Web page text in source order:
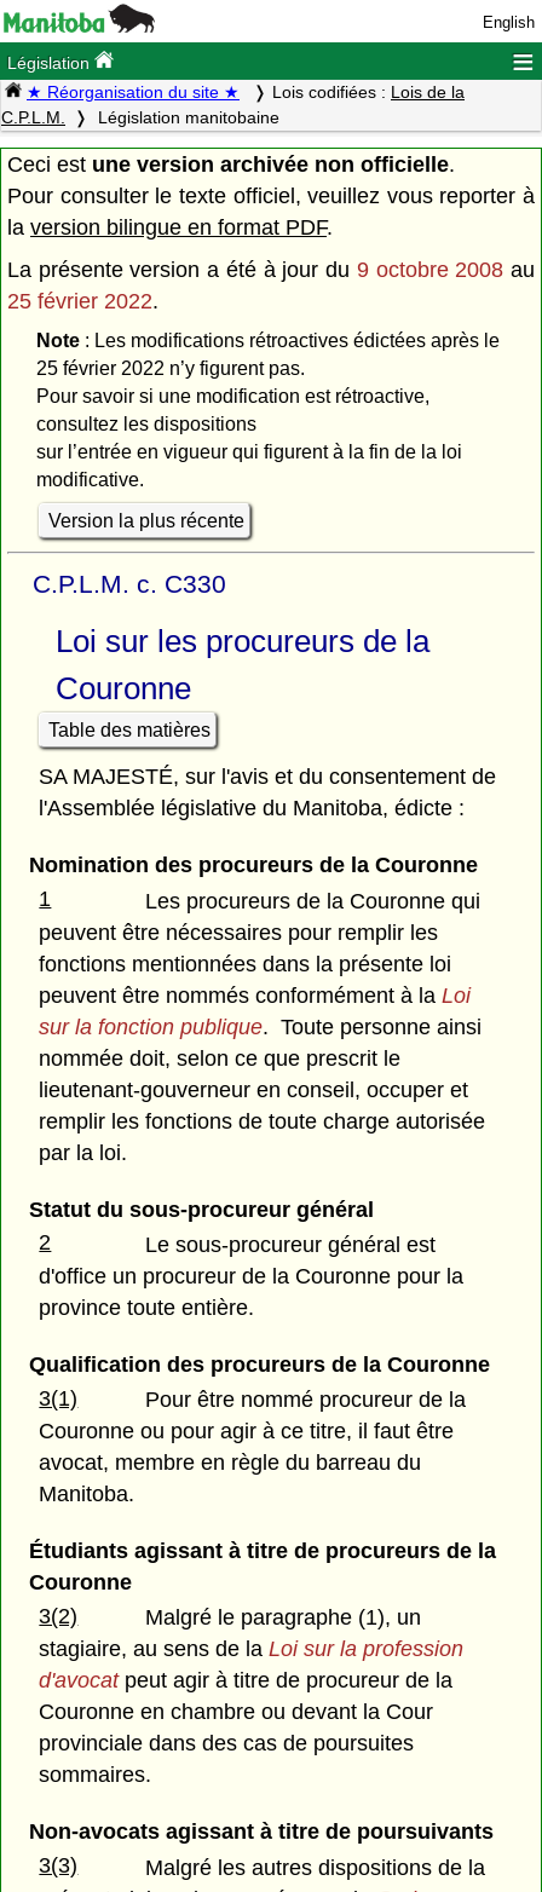
English
Législation ≡
★ Réorganisation du site ★ Lois codifiées : Lois de la
C.P.L.M.
Législation manitobaine
Ceci est une version archivée non officielle.
Pour consulter le texte officiel, veuillez vous reporter à
la version bilingue en format PDF.
La présente version a été à jour du 9 octobre 2008 au
25 février 2022.
Note: Les modifications rétroactives édictées après le
25 février 2022 n’y figurent pas.
Pour savoir si une modification est rétroactive,
consultez les dispositions
sur l’entrée en vigueur qui figurent à la fin de la loi
modificative.
Version la plus récente
C.P.L.M. c. C330
Loi sur les procureurs de la
Couronne
Table des matières
SA MAJESTÉ, sur l'avis et du consentement de
l'Assemblée législative du Manitoba, édicte :
Nomination des procureurs de la Couronne
1
Les procureurs de la Couronne qui
peuvent être nécessaires pour remplir les
fonctions mentionnées dans la présente loi
peuvent être nommés conformément à laLoi
sur la fonction publique. Toute personne ainsi
nommée doit, selon ce que prescrit le
lieutenant-gouverneur en conseil, occuper et
remplir les fonctions de toute charge autorisée
par la loi.
Statut du sous-procureur général
2
Le sous-procureur général est
d'office un procureur de la Couronne pour la
province toute entière.
Qualification des procureurs de la Couronne
3(1)
Pour être nommé procureur de la
Couronne ou pour agir à ce titre, il faut être
avocat, membre en règle du barreau du
Manitoba.
Étudiants agissant à titre de procureurs de la
Couronne
3(2)
Malgré le paragraphe (1), un
stagiaire, au sens de laLoi sur la profession
d'avocatpeut agir à titre de procureur de la
Couronne en chambre ou devant la Cour
provinciale dans des cas de poursuites
sommaires.
Non-avocats agissant à titre de poursuivants
3(3)
Malgré les autres dispositions de la